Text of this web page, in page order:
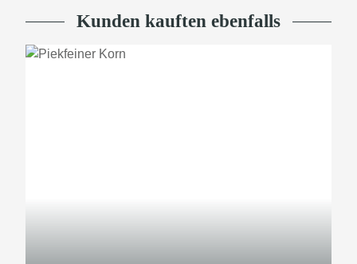
Kunden kauften ebenfalls